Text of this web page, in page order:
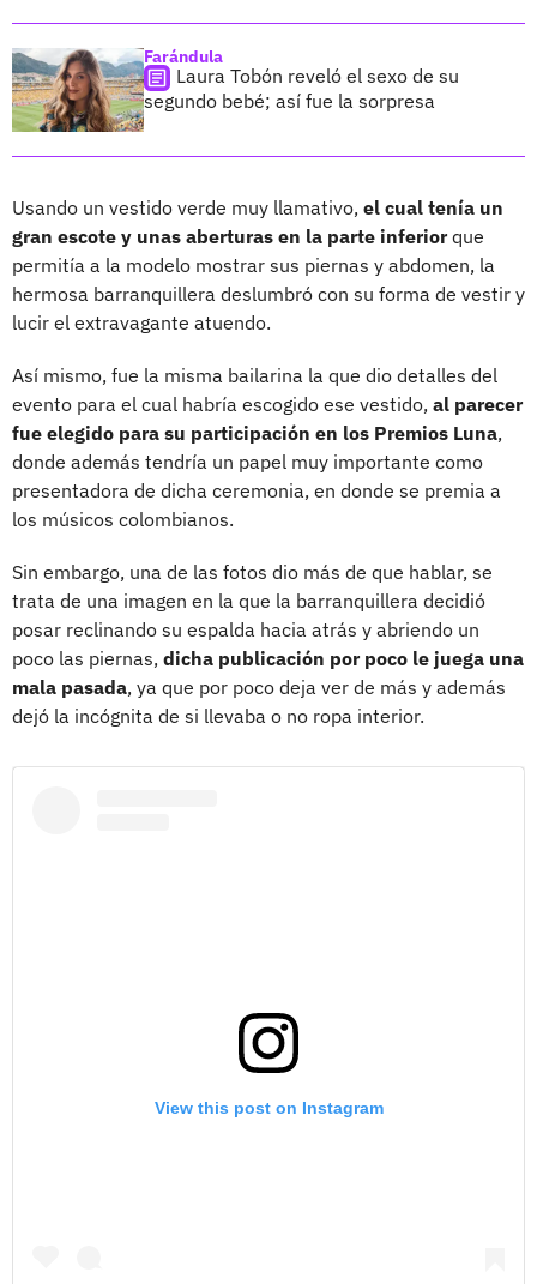
Farándula
Laura Tobón reveló el sexo de su
segundo bebé; así fue la sorpresa
Usando un vestido verde muy llamativo, el cual tenía un
gran escote y unas aberturas en la parte inferiorque
permitía a la modelo mostrar sus piernas y abdomen, la
hermosa barranquillera deslumbró con su forma de vestir y
lucir el extravagante atuendo.
Así mismo, fue la misma bailarina la que dio detalles del
evento para el cual habría escogido ese vestido, al parecer
fue elegido para su participación en los Premios Luna,
donde además tendría un papel muy importante como
presentadora de dicha ceremonia, en donde se premia a
los músicos colombianos.
Sin embargo, una de las fotos dio más de que hablar, se
trata de una imagen en la que la barranquillera decidió
posar reclinando su espalda hacia atrás y abriendo un
poco las piernas, dicha publicación por poco le juega una
mala pasada, ya que por poco deja ver de más y además
dejó la incógnita de si llevaba o no ropa interior.
View this post on Instagram